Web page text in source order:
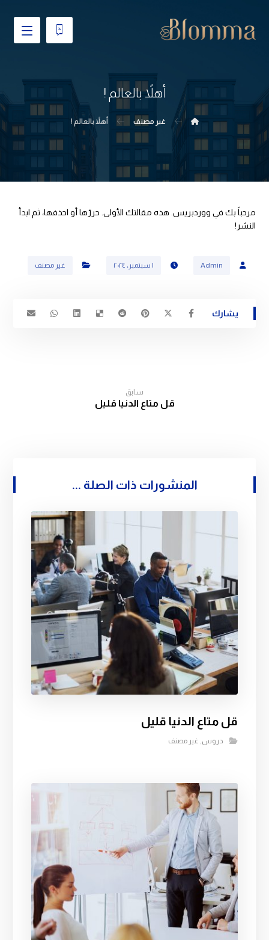
أهلاً بالعالم !
غير مصنف أهلاً بالعالم !
مرحباً بك في ووردبريس. هذه مقالتك الأولى. حررّها أو احذفها، ثم ابدأ
النشر!
Admin ١ سبتمبر، ٢٠٢٤ غير مصنف
سابق
قل متاع الدنيا قليل
المنشورات ذات الصلة ...
قل متاع الدنيا قليل
دروس, غير مصنف